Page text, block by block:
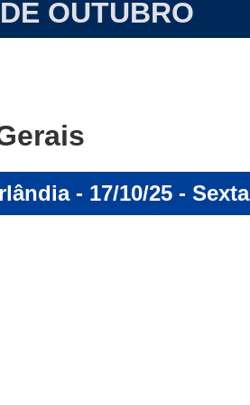
OUTUBRO
- 17/10/25 - Sexta